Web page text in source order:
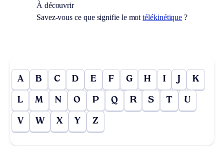
À découvrir
Savez-vous ce que signifie le mottélékinétique ?
A B C D E F G H I J K
L M N O P Q R S T U
V W X Y Z